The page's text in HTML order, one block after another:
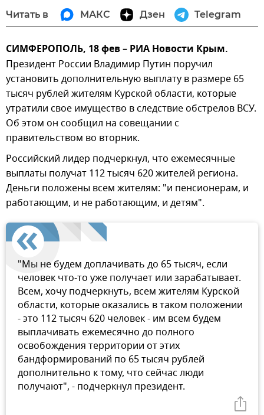
Читать в МАКС Дзен Telegram
СИМФЕРОПОЛЬ, 18 фев – РИА Новости Крым.
Президент России Владимир Путин поручил
установить дополнительную выплату в размере 65
тысяч рублей жителям Курской области, которые
утратили свое имущество в следствие обстрелов ВСУ.
Об этом он сообщил на совещании с
правительством во вторник.
Российский лидер подчеркнул, что ежемесячные
выплаты получат 112 тысяч 620 жителей региона.
Деньги положены всем жителям: "и пенсионерам, и
работающим, и не работающим, и детям".
"Мы не будем доплачивать до 65 тысяч, если
человек что-то уже получает или зарабатывает.
Всем, хочу подчеркнуть, всем жителям Курской
области, которые оказались в таком положении
- это 112 тысяч 620 человек - им всем будем
выплачивать ежемесячно до полного
освобождения территории от этих
бандформирований по 65 тысяч рублей
дополнительно к тому, что сейчас люди
получают", - подчеркнул президент.